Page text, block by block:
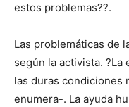
estos problemas??.
Las problemáticas de
según la activista. ?La
las duras condiciones
enumera-. La ayuda